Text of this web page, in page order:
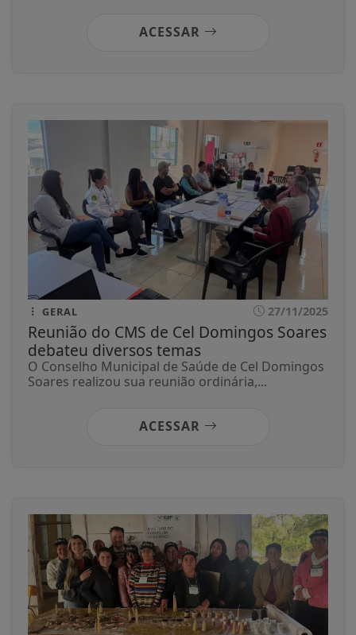
ACESSAR
GERAL 27/11/2025
Reunião do CMS de Cel Domingos Soares
debateu diversos temas
O Conselho Municipal de Saúde de Cel Domingos
Soares realizou sua reunião ordinária,...
ACESSAR